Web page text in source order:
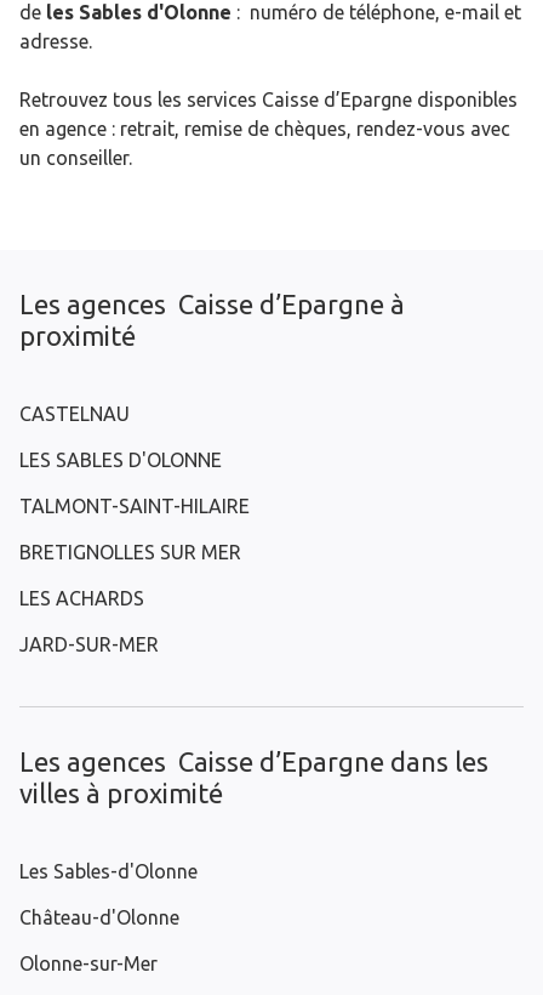
de les Sables d'Olonne : numéro de téléphone, e-mail et
adresse.
Retrouvez tous les services Caisse d’Epargne disponibles
en agence : retrait, remise de chèques, rendez-vous avec
un conseiller.
Les agences Caisse d’Epargne à
proximité
CASTELNAU
LES SABLES D'OLONNE
TALMONT-SAINT-HILAIRE
BRETIGNOLLES SUR MER
LES ACHARDS
JARD-SUR-MER
Les agences Caisse d’Epargne dans les
villes à proximité
Les Sables-d'Olonne
Château-d'Olonne
Olonne-sur-Mer